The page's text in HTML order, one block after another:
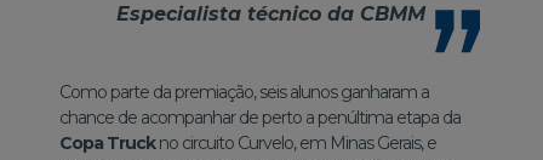
Especialista técnico da CBMM
Como parte da premiação, seis alunos ganharam a
chance de acompanhar de perto a penúltima etapa da
Copa Truckno circuito Curvelo, em Minas Gerais, e